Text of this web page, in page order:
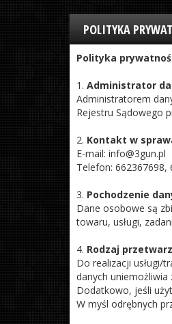
POLITYKA
Polityka
1. Administrator
Administratorem
Rejestru Sądowego
2. Kontakt w
E-mail: info@3gun.pl
Telefon: 662367698,
3. Pochodzenie
Dane osobowe są
towaru, usługi,
4. Rodzaj
Do realizacji usługi/
danych
Dodatkowo, jeśli
W myśl odrębnych